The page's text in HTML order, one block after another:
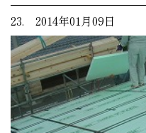
23. 2014年01月09日